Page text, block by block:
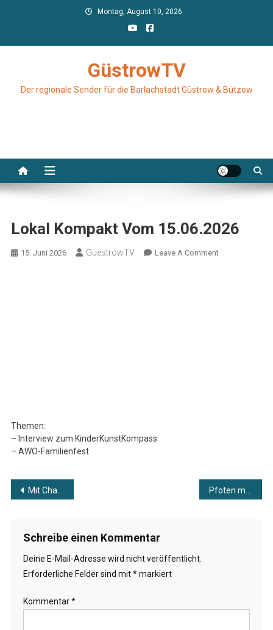
Montag, August 10, 2026
GüstrowTV
Der regionale Sender für die Barlachstadt Güstrow & Bützow
Lokal Kompakt Vom 15.06.2026
15. Juni 2026 GuestrowTV Leave A CommentOn
Themen:
– Interview zum KinderKunstKompass
– AWO-Familienfest
Beitragsnavigation
Mit Charme & Schürze zu Gast: Patrick Martin
Schreibe einen Kommentar
Deine E-Mail-Adresse wird nicht veröffentlicht.
Erforderliche Felder sind mit*markiert
Kommentar*